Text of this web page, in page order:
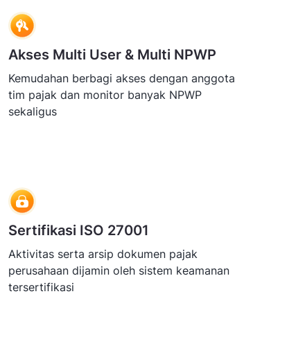
Akses Multi User & Multi NPWP
Kemudahan berbagi akses dengan anggota
tim pajak dan monitor banyak NPWP
sekaligus
Sertifikasi ISO 27001
Aktivitas serta arsip dokumen pajak
perusahaan dijamin oleh sistem keamanan
tersertifikasi